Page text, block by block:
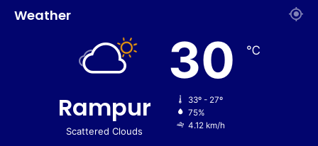
Weather
Rampur
Scattered Clouds
30 ℃
33º - 27º
75%
4.12 km/h